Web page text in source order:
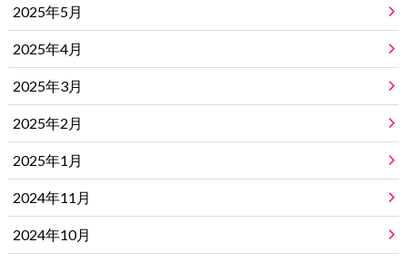
2025年5月
2025年4月
2025年3月
2025年2月
2025年1月
2024年11月
2024年10月